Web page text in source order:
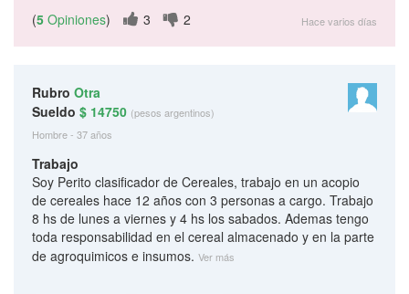
(5 Opiniones) 3 2 Hace varios días
Rubro Otra
Sueldo $ 14750 (pesos argentinos)
Hombre - 37 años
Trabajo
Soy Perito clasificador de Cereales, trabajo en un acopio
de cereales hace 12 años con 3 personas a cargo. Trabajo
8 hs de lunes a viernes y 4 hs los sabados. Ademas tengo
toda responsabilidad en el cereal almacenado y en la parte
de agroquimicos e insumos. Ver más